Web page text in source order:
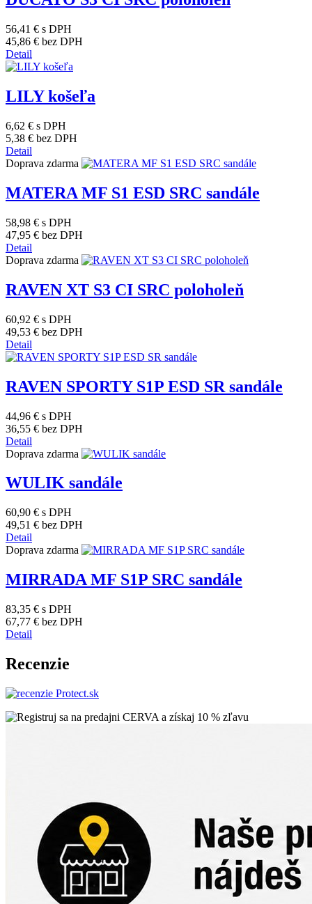
56,41 € s DPH
45,86 € bez DPH
Detail
LILY košeľa
6,62 € s DPH
5,38 € bez DPH
Detail
Doprava zdarma
MATERA MF S1 ESD SRC sandále
58,98 € s DPH
47,95 € bez DPH
Detail
Doprava zdarma
RAVEN XT S3 CI SRC poloholeň
60,92 € s DPH
49,53 € bez DPH
Detail
RAVEN SPORTY S1P ESD SR sandále
44,96 € s DPH
36,55 € bez DPH
Detail
Doprava zdarma
WULIK sandále
60,90 € s DPH
49,51 € bez DPH
Detail
Doprava zdarma
MIRRADA MF S1P SRC sandále
83,35 € s DPH
67,77 € bez DPH
Detail
Recenzie